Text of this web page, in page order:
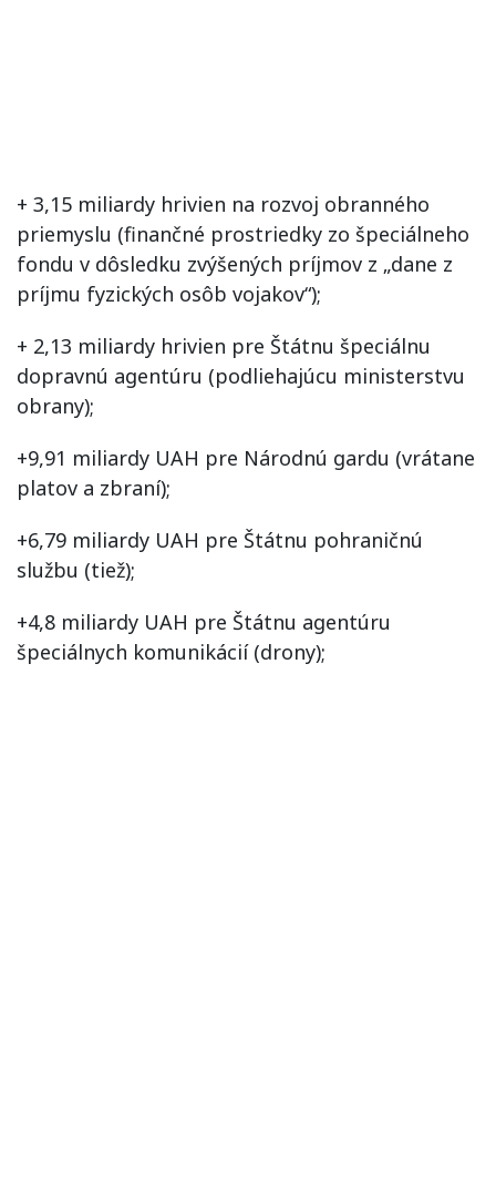
+ 3,15 miliardy hrivien na rozvoj obranného
priemyslu (finančné prostriedky zo špeciálneho
fondu v dôsledku zvýšených príjmov z „dane z
príjmu fyzických osôb vojakov“);
+ 2,13 miliardy hrivien pre Štátnu špeciálnu
dopravnú agentúru (podliehajúcu ministerstvu
obrany);
+9,91 miliardy UAH pre Národnú gardu (vrátane
platov a zbraní);
+6,79 miliardy UAH pre Štátnu pohraničnú
službu (tiež);
+4,8 miliardy UAH pre Štátnu agentúru
špeciálnych komunikácií (drony);